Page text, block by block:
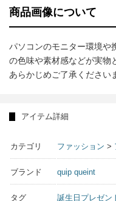
商品画像について
パソコンのモニター環境や
の色味や素材感などが実物
あらかじめご了承ください
アイテム詳細
カテゴリ ファッション >
ブランド quip queint
タグ 誕生日プレゼン